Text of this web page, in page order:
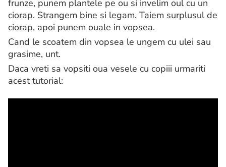
frunze, punem plantele pe ou si invelim oul cu un
ciorap. Strangem bine si legam. Taiem surplusul de
ciorap, apoi punem ouale in vopsea.
Cand le scoatem din vopsea le ungem cu ulei sau
grasime, unt.
Daca vreti sa vopsiti oua vesele cu copiii urmariti
acest tutorial: